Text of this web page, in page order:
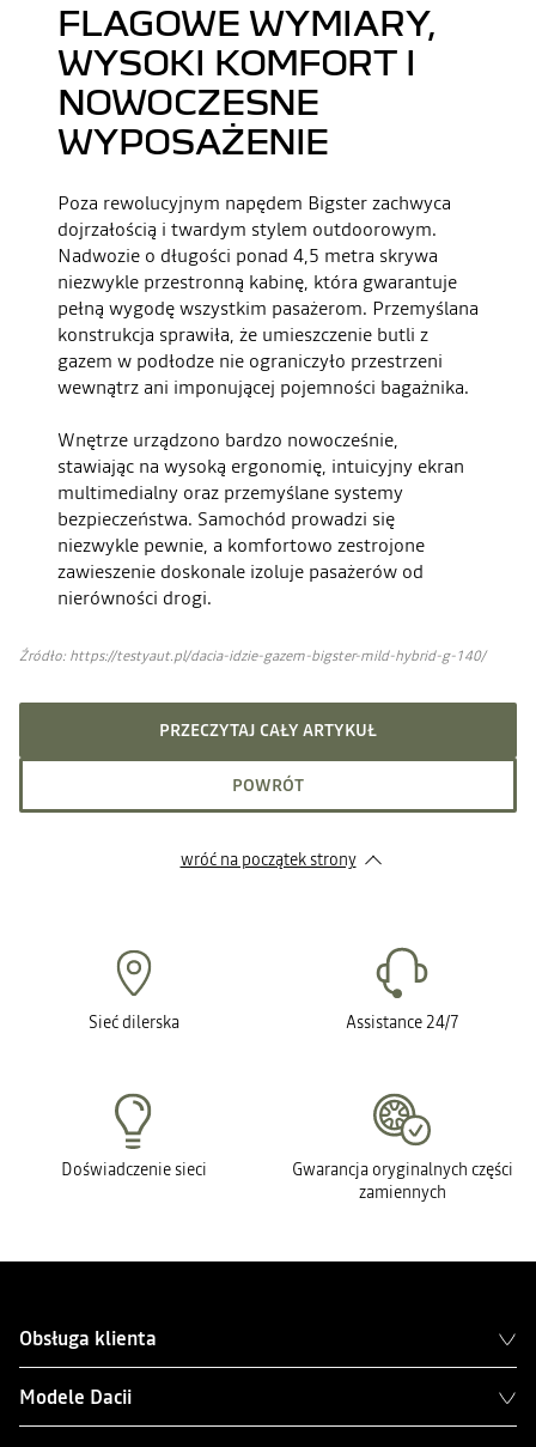
FLAGOWE WYMIARY,
WYSOKI KOMFORT I
NOWOCZESNE
WYPOSAŻENIE
Poza rewolucyjnym napędem Bigster zachwyca
dojrzałością i twardym stylem outdoorowym.
Nadwozie o długości ponad 4,5 metra skrywa
niezwykle przestronną kabinę, która gwarantuje
pełną wygodę wszystkim pasażerom. Przemyślana
konstrukcja sprawiła, że umieszczenie butli z
gazem w podłodze nie ograniczyło przestrzeni
wewnątrz ani imponującej pojemności bagażnika.
Wnętrze urządzono bardzo nowocześnie,
stawiając na wysoką ergonomię, intuicyjny ekran
multimedialny oraz przemyślane systemy
bezpieczeństwa. Samochód prowadzi się
niezwykle pewnie, a komfortowo zestrojone
zawieszenie doskonale izoluje pasażerów od
nierówności drogi.
Źródło: https://testyaut.pl/dacia-idzie-gazem-bigster-mild-hybrid-g-140/
PRZECZYTAJ CAŁY ARTYKUŁ
POWRÓT
wróć na początek strony
Sieć dilerska Assistance 24/7
Doświadczenie sieci
Gwarancja oryginalnych części
zamiennych
Obsługa klienta
Modele Dacii